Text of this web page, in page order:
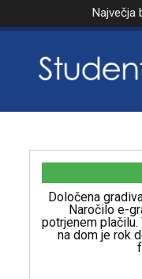
Največja
Določena
Naročilo e-
potrjenem
na dom je rok